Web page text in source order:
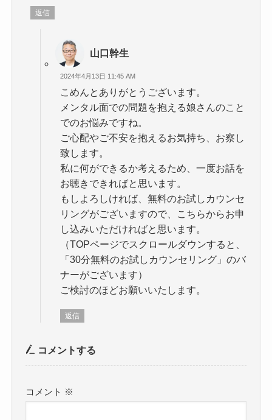
返信
山口幹生
2024年4月13日 11:45 AM
こめんとありがとうございます。
メンタル面での問題を抱える娘さんのこと
でのお悩みですね。
ご心配やご不安を抱えるお気持ち、お察し
致します。
私に何ができるか考えるため、一度お話を
お聴きできればと思います。
もしよろしければ、無料のお試しカウンセ
リングがございますので、こちらからお申
し込みいただければと思います。
（TOPページでスクロールダウンすると、
「30分無料のお試しカウンセリング」のバ
ナーがございます）
ご検討のほどお願いいたします。
返信
コメントする
コメント ※